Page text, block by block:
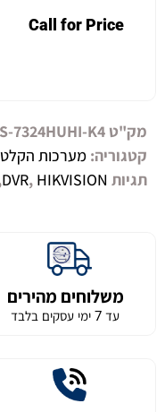
Call for Price
מק"ט 7324HUHI-K4
קטגוריה: מערכות
תגיות
DVR, HIKVISION
משלוחים מהירים
עד 7 ימי עסקים בלבד